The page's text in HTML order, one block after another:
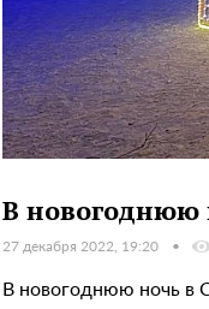
В новогоднюю
27 декабря 2022, 19:20
В новогоднюю ночь в